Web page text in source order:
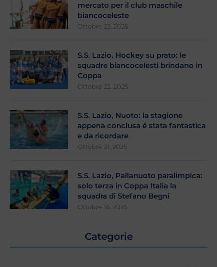
mercato per il club maschile
biancoceleste
Ottobre 23, 2025
S.S. Lazio, Hockey su prato: le
squadre biancocelesti brindano in
Coppa
Ottobre 22, 2025
S.S. Lazio, Nuoto: la stagione
appena conclusa é stata fantastica
e da ricordare
Ottobre 21, 2025
S.S. Lazio, Pallanuoto paralimpica:
solo terza in Coppa Italia la
squadra di Stefano Begni
Ottobre 16, 2025
Categorie